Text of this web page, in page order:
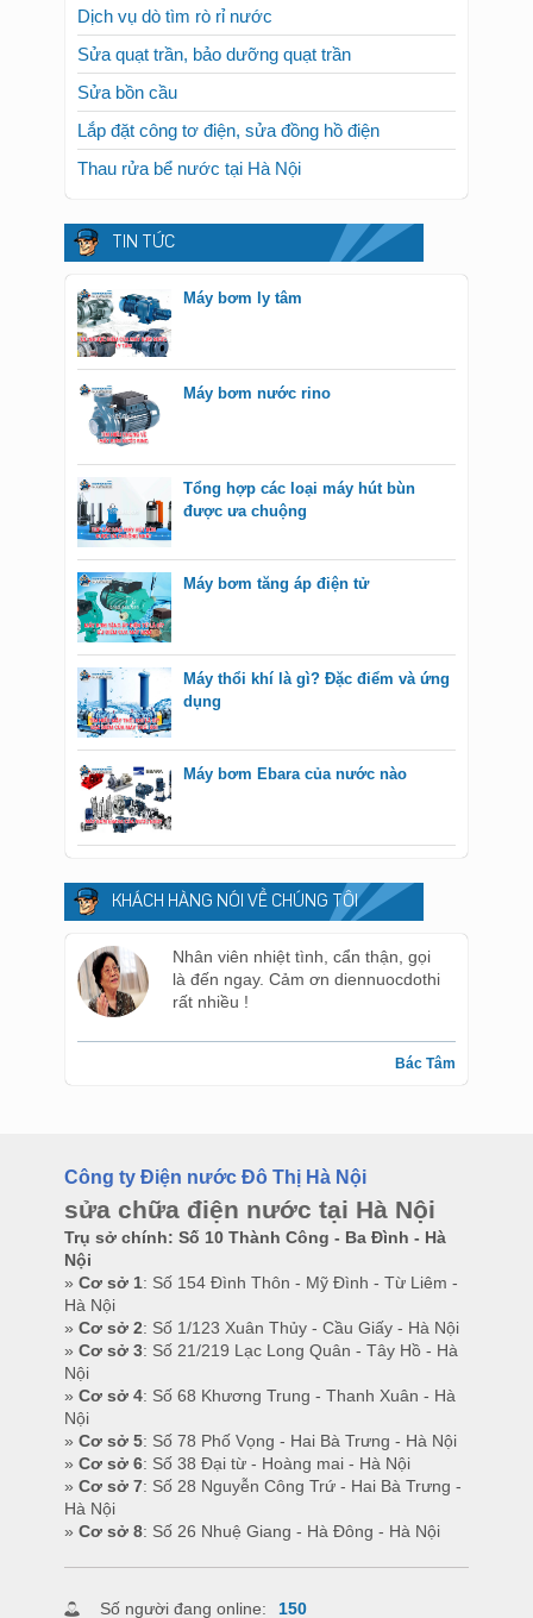
Dịch vụ dò tìm rò rỉ nước
Sửa quạt trần, bảo dưỡng quạt trần
Sửa bồn cầu
Lắp đặt công tơ điện, sửa đồng hồ điện
Thau rửa bể nước tại Hà Nội
TIN TỨC
Máy bơm ly tâm
Máy bơm nước rino
Tổng hợp các loại máy hút bùn
được ưa chuộng
Máy bơm tăng áp điện tử
Máy thổi khí là gì? Đặc điểm và ứng
dụng
Máy bơm Ebara của nước nào
KHÁCH HÀNG NÓI VỀ CHÚNG TÔI
Nhân viên nhiệt tình, cẩn thận, gọi
là đến ngay. Cảm ơn diennuocdothi
rất nhiều !
Bác Tâm
Công ty Điện nước Đô Thị Hà Nội
sửa chữa điện nước tại Hà Nội
Trụ sở chính: Số 10 Thành Công - Ba Đình - Hà
Nội
» Cơ sở 1: Số 154 Đình Thôn - Mỹ Đình - Từ Liêm -
Hà Nội
» Cơ sở 2: Số 1/123 Xuân Thủy - Cầu Giấy - Hà Nội
» Cơ sở 3: Số 21/219 Lạc Long Quân - Tây Hồ - Hà
Nội
» Cơ sở 4: Số 68 Khương Trung - Thanh Xuân - Hà
Nội
» Cơ sở 5: Số 78 Phố Vọng - Hai Bà Trưng - Hà Nội
» Cơ sở 6: Số 38 Đại từ - Hoàng mai - Hà Nội
» Cơ sở 7: Số 28 Nguyễn Công Trứ - Hai Bà Trưng -
Hà Nội
» Cơ sở 8: Số 26 Nhuệ Giang - Hà Đông - Hà Nội
Số người đang online: 150